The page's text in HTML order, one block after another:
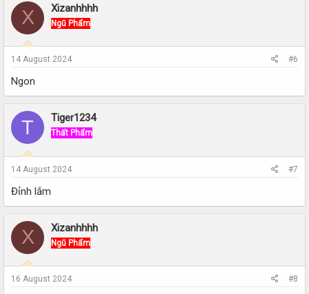
X Xizanhhhh
Ngũ Phẩm
14 August 2024 #6
Ngon
T Tiger1234
Thất Phẩm
14 August 2024 #7
Đỉnh lắm
X Xizanhhhh
Ngũ Phẩm
16 August 2024 #8